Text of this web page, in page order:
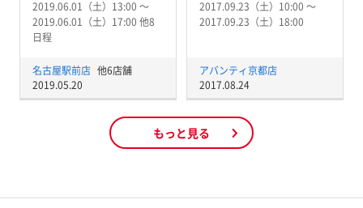
2019.06.01（土）13:00 〜
2019.06.01（土）17:00 他8
日程
名古屋駅前店 他6店舗
2019.05.20
2017.09.23（土）10:00 〜
2017.09.23（土）18:00
アバンティ京都店
2017.08.24
もっと見る